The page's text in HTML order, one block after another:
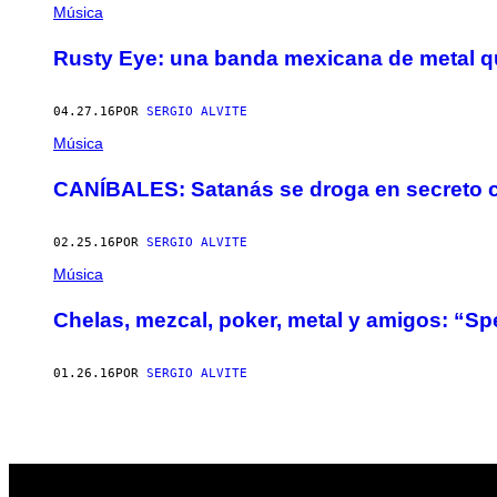
Música
Rusty Eye: una banda mexicana de metal
04.27.16 POR SERGIO ALVITE
Música
CANÍBALES: Satanás se droga en secreto
02.25.16 POR SERGIO ALVITE
Música
Chelas, mezcal, poker, metal y amigos:
01.26.16 POR SERGIO ALVITE